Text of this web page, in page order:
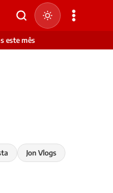
este mês
Jon Vlogs